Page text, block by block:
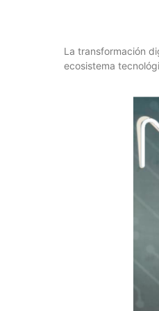
La transformación
ecosistema